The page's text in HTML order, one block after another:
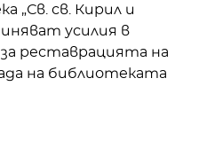
„Св. св. Кирил и
усилия в
реставрацията на
на библиотеката